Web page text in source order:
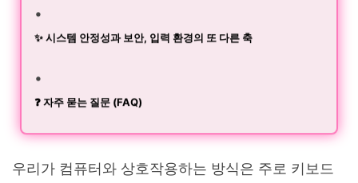
✨ 시스템 안정성과 보안, 입력 환경의 또 다른 축
❓ 자주 묻는 질문 (FAQ)
우리가 컴퓨터와 상호작용하는 방식은 주로 키보드